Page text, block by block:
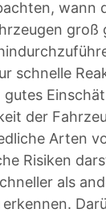
wann
groß
schnelle
gutes
der
Arten
Risiken
als